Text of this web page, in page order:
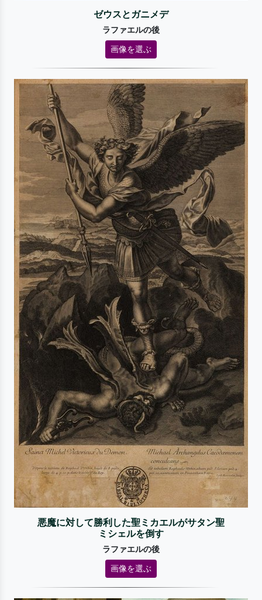
ゼウスとガニメデ
ラファエルの後
画像を選ぶ
悪魔に対して勝利した聖ミカエルがサタン聖
ミシェルを倒す
ラファエルの後
画像を選ぶ